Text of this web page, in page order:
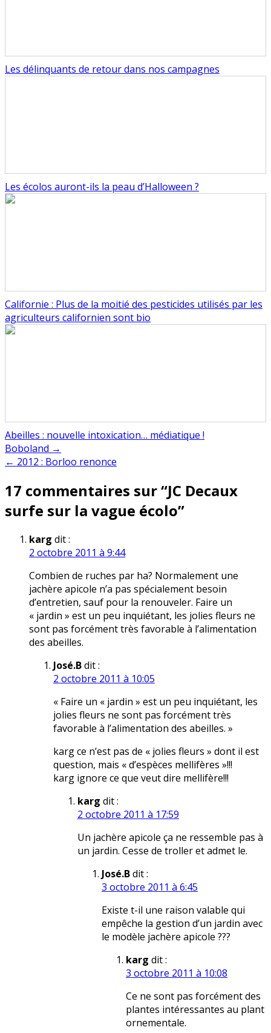
Les délinquants de retour dans nos campagnes
Les écolos auront-ils la peau d’Halloween ?
Californie : Plus de la moitié des pesticides utilisés par les
agriculteurs californien sont bio
Abeilles : nouvelle intoxication… médiatique !
Navigation
de
l’article
Boboland →
← 2012 : Borloo renonce
17 commentaires sur “JC Decaux
surfe sur la vague écolo”
karg dit :
2 octobre 2011 à 9:44
Combien de ruches par ha? Normalement une
jachère apicole n’a pas spécialement besoin
d’entretien, sauf pour la renouveler. Faire un
« jardin » est un peu inquiétant, les jolies fleurs ne
sont pas forcément très favorable à l’alimentation
des abeilles.
José.Bdit :
2 octobre 2011 à 10:05
« Faire un « jardin » est un peu inquiétant, les
jolies fleurs ne sont pas forcément très
favorable à l’alimentation des abeilles. »
karg ce n’est pas de « jolies fleurs » dont il est
question, mais « d’espèces mellifères »!!!
karg ignore ce que veut dire mellifère!!!
karg dit :
2 octobre 2011 à 17:59
Un jachère apicole ça ne ressemble pas à
un jardin. Cesse de troller et admet le.
José.Bdit :
3 octobre 2011 à 6:45
Existe t-il une raison valable qui
empêche la gestion d’un jardin avec
le modèle jachère apicole ???
karg dit :
3 octobre 2011 à 10:08
Ce ne sont pas forcément des
plantes intéressantes au plant
ornementale.